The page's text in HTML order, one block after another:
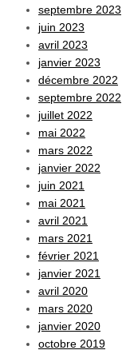
septembre 2023
juin 2023
avril 2023
janvier 2023
décembre 2022
septembre 2022
juillet 2022
mai 2022
mars 2022
janvier 2022
juin 2021
mai 2021
avril 2021
mars 2021
février 2021
janvier 2021
avril 2020
mars 2020
janvier 2020
octobre 2019